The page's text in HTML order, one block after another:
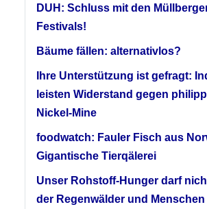
DUH: Schluss mit den
Festivals!
Bäume fällen: alternativlos?
Ihre Unterstützung ist gefragt:
leisten Widerstand gegen
Nickel-Mine
foodwatch: Fauler Fisch aus
Gigantische Tierqälerei
Unser Rohstoff-Hunger darf
der Regenwälder und Menschen